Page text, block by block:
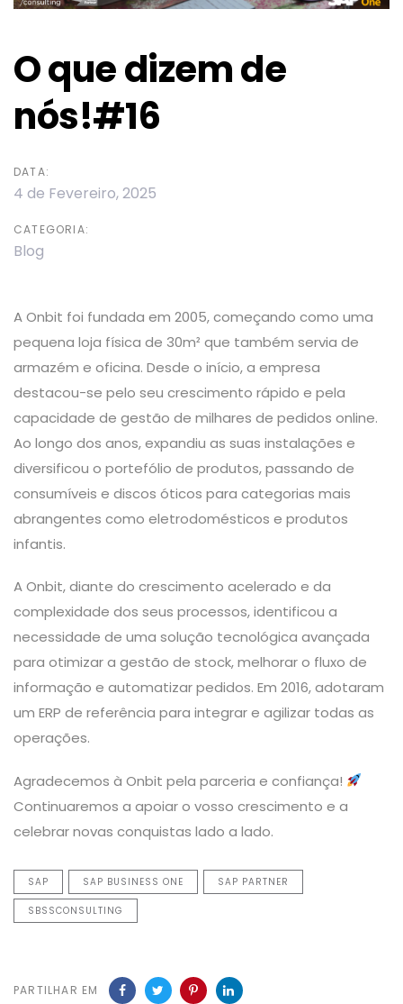
O que dizem de
nós!#16
DATA:
4 de Fevereiro, 2025
CATEGORIA:
Blog
A Onbit foi fundada em 2005, começando como uma
pequena loja física de 30m² que também servia de
armazém e oficina. Desde o início, a empresa
destacou-se pelo seu crescimento rápido e pela
capacidade de gestão de milhares de pedidos online.
Ao longo dos anos, expandiu as suas instalações e
diversificou o portefólio de produtos, passando de
consumíveis e discos óticos para categorias mais
abrangentes como eletrodomésticos e produtos
infantis.
A Onbit, diante do crescimento acelerado e da
complexidade dos seus processos, identificou a
necessidade de uma solução tecnológica avançada
para otimizar a gestão de stock, melhorar o fluxo de
informação e automatizar pedidos. Em 2016, adotaram
um ERP de referência para integrar e agilizar todas as
operações.
Agradecemos à Onbit pela parceria e confiança!
Continuaremos a apoiar o vosso crescimento e a
celebrar novas conquistas lado a lado.
SAP SAP BUSINESS ONE SAP PARTNER
SBSSCONSULTING
PARTILHAR EM